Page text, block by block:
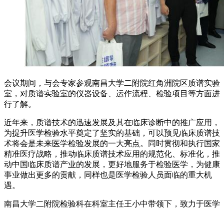
会议期间，与会专家参观南昌大学二附院红角洲院区质谱实验
室，对质谱实验室的仪器设备、运作流程、检验项目等方面进
行了解。
近年来，质谱技术的迅速发展及其在临床诊断中的推广应用，
为提升医学检验水平奠定了坚实的基础，可以预见临床质谱技
术将会是未来医学检验发展的一大亮点。同时贯彻和执行国家
精准医疗战略，推动临床质谱技术应用的规范化、标准化，推
动中国临床质谱产业的发展，更好地服务于检验医学，为健康
事业做出更多的贡献，同样也是医学检验人员面临的重大机
遇。
南昌大学二附院检验科在科室主任王小中带领下，致力于医学